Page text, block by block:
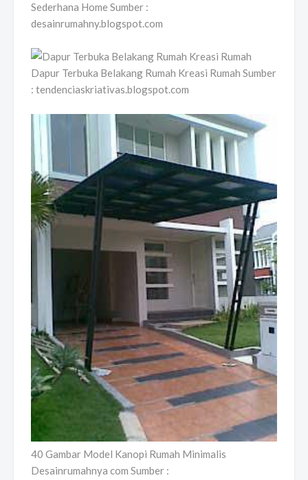
Sederhana Home Sumber :
desainrumahny.blogspot.com
Dapur Terbuka Belakang Rumah Kreasi Rumah Sumber
: tendenciaskriativas.blogspot.com
40 Gambar Model Kanopi Rumah Minimalis
Desainrumahnya com Sumber :